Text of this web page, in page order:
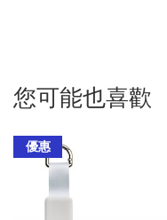
您可能也喜歡
優惠